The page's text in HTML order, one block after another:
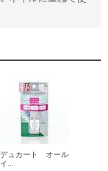
デュカート オール
イ...